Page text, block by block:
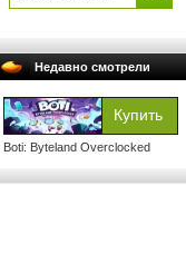
Недавно смотрели
Boti: Byteland Overclocked